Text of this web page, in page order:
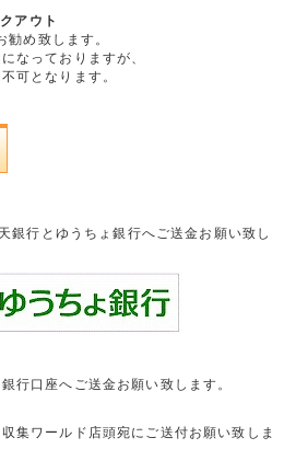
アウト
め致します。
なっておりますが、
可となります。
銀行とゆうちょ銀行へご送金お願い致し
行口座へご送金お願い致します。
集ワールド店頭宛にご送付お願い致しま